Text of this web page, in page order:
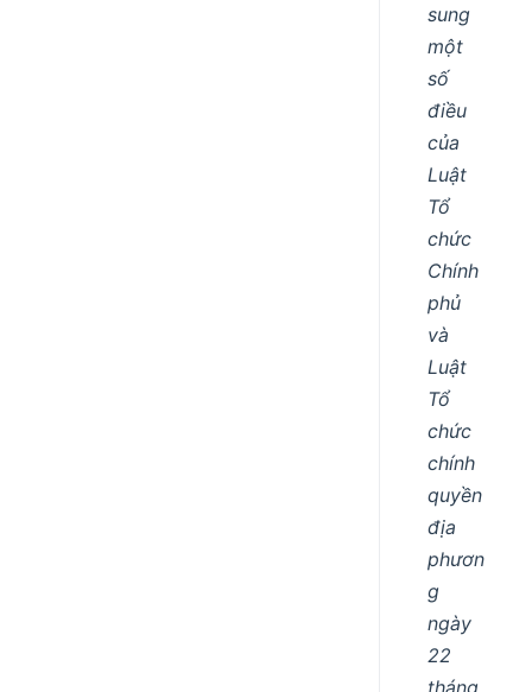
sung
một
số
điều
của
Luật
Tổ
chức
Chính
phủ
và
Luật
Tổ
chức
chính
quyền
địa
phươn
g
ngày
22
tháng